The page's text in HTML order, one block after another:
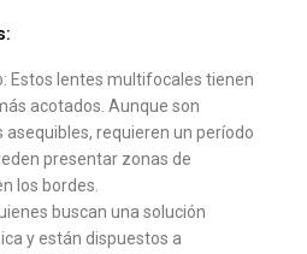
Estos lentes multifocales tienen
acotados. Aunque son
requieren un período
presentar zonas de
los bordes.
buscan una solución
y están dispuestos a